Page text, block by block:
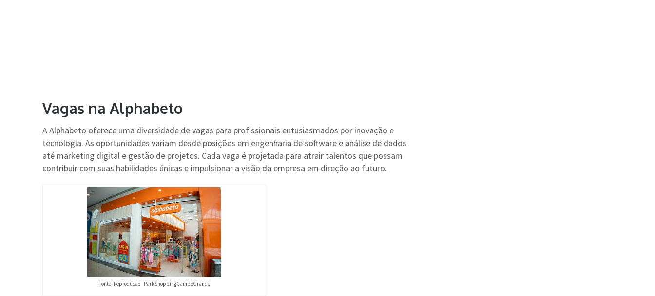
Vagas na Alphabeto
A Alphabeto oferece uma diversidade de vagas para profissionais entusiasmados por inovação e
tecnologia. As oportunidades variam desde posições em engenharia de software e análise de dados
até marketing digital e gestão de projetos. Cada vaga é projetada para atrair talentos que possam
contribuir com suas habilidades únicas e impulsionar a visão da empresa em direção ao futuro.
Fonte: Reprodução | ParkShoppingCampoGrande